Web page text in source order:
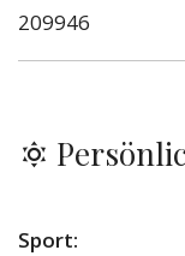
209946
Sport: